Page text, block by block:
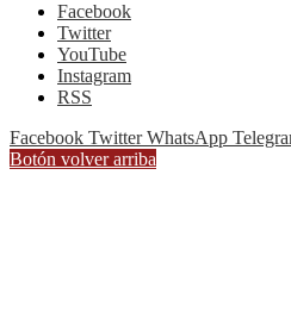
Facebook
Twitter
YouTube
Instagram
RSS
Facebook Twitter WhatsApp
Botón volver arriba